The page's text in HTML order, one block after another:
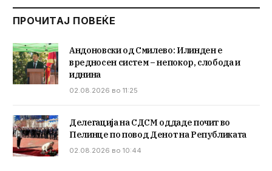
ПРОЧИТАЈ ПОВЕЌЕ
Андоновски од Смилево: Илинден е
вредносен систем – непокор, слобода и
иднина
02.08.2026 во 11:25
Делегација на СДСМ оддаде почит во
Пелинце по повод Денот на Републиката
02.08.2026 во 10:44